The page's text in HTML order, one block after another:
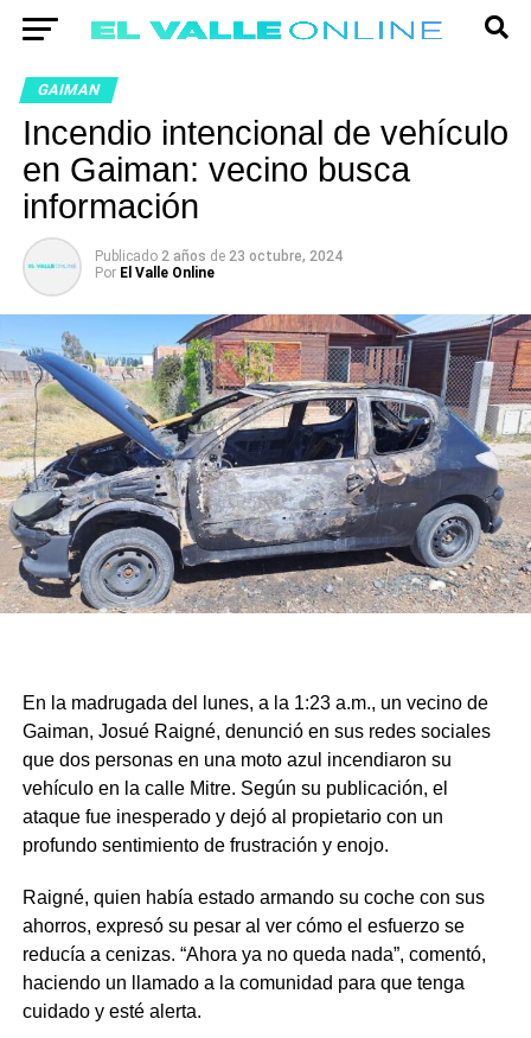
GAIMAN
Incendio intencional de vehículo
en Gaiman: vecino busca
información
Publicado 2 años de 23 octubre, 2024
Por El Valle Online
En la madrugada del lunes, a la 1:23 a.m., un vecino de
Gaiman, Josué Raigné, denunció en sus redes sociales
que dos personas en una moto azul incendiaron su
vehículo en la calle Mitre. Según su publicación, el
ataque fue inesperado y dejó al propietario con un
profundo sentimiento de frustración y enojo.
Raigné, quien había estado armando su coche con sus
ahorros, expresó su pesar al ver cómo el esfuerzo se
reducía a cenizas. “Ahora ya no queda nada”, comentó,
haciendo un llamado a la comunidad para que tenga
cuidado y esté alerta.